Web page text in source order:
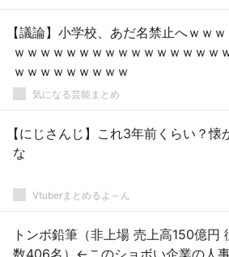
【議論】小学校、あだ名禁止へｗｗ
ｗｗｗｗｗｗｗｗｗｗｗｗｗｗｗｗ
ｗｗｗｗｗｗｗｗｗ
気になる芸能まとめ
【にじさんじ】これ3年前くらい？懐
な
Vtuberまとめるよ～ん
トンボ鉛筆（非上場 売上高150億円
数406名）←このショボい企業の人